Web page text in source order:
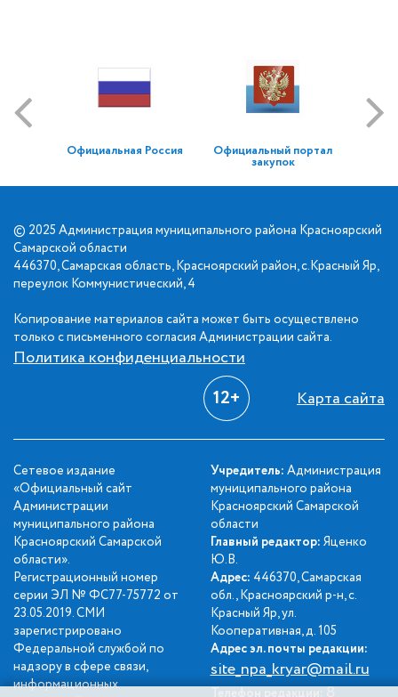
Официальная Россия Официальный портал
закупок
© 2025 Администрация муниципального района Красноярский
Самарской области
446370, Самарская область, Красноярский район, с.Красный Яр,
переулок Коммунистический, 4
Копирование материалов сайта может быть осуществлено
только с письменного согласия Администрации сайта.
Политика конфиденциальности
12+ Карта сайта
Сетевое издание
«Официальный сайт
Администрации
муниципального района
Красноярский Самарской
области».
Регистрационный номер
серии ЭЛ № ФС77-75772 от
23.05.2019. СМИ
зарегистрировано
Федеральной службой по
надзору в сфере связи,
информационных
Учредитель: Администрация
муниципального района
Красноярский Самарской
области
Главный редактор: Яценко
Ю.В.
Адрес: 446370, Самарская
обл., Красноярский р-н, с.
Красный Яр, ул.
Кооперативная, д. 105
Адрес эл. почты редакции:
site_npa_kryar@mail.ru
Телефон редакции: